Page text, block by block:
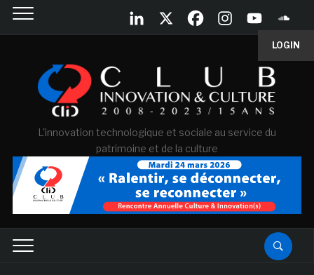
LOGIN
L'innovation technologique et sociale au service du
patrimoine et de la culture